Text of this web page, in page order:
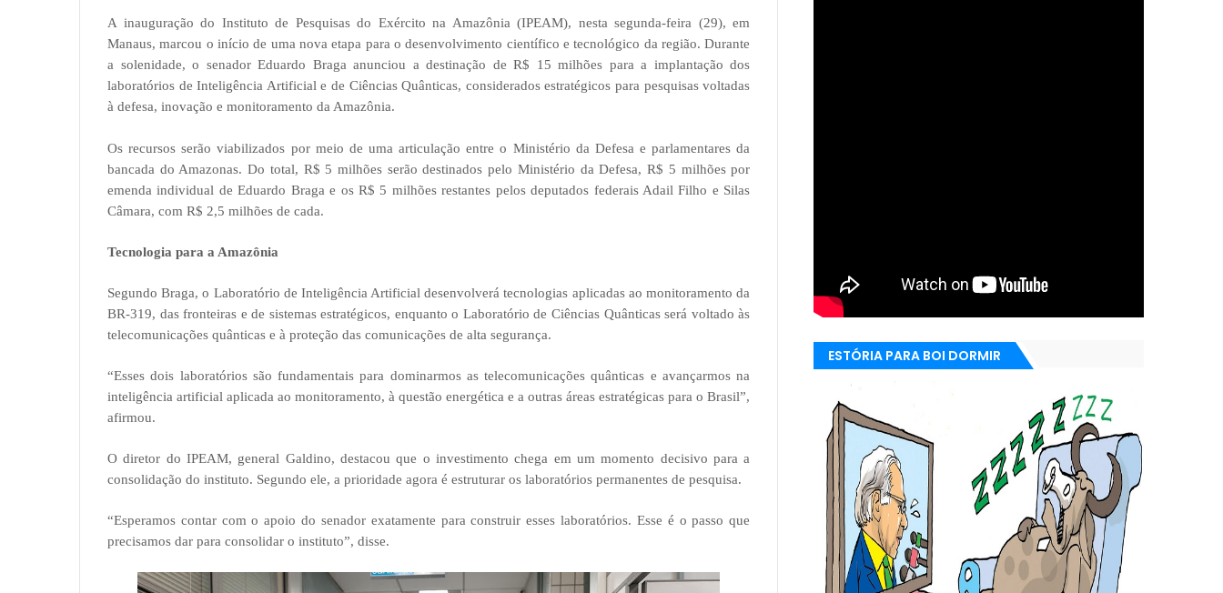
A inauguração do Instituto de Pesquisas do Exército na Amazônia (IPEAM), nesta segunda-feira (29), em
Manaus, marcou o início de uma nova etapa para o desenvolvimento científico e tecnológico da região. Durante
a solenidade, o senador Eduardo Braga anunciou a destinação de R$ 15 milhões para a implantação dos
laboratórios de Inteligência Artificial e de Ciências Quânticas, considerados estratégicos para pesquisas voltadas
à defesa, inovação e monitoramento da Amazônia.
Os recursos serão viabilizados por meio de uma articulação entre o Ministério da Defesa e parlamentares da
bancada do Amazonas. Do total, R$ 5 milhões serão destinados pelo Ministério da Defesa, R$ 5 milhões por
emenda individual de Eduardo Braga e os R$ 5 milhões restantes pelos deputados federais Adail Filho e Silas
Câmara, com R$ 2,5 milhões de cada.
Tecnologia para a Amazônia
Segundo Braga, o Laboratório de Inteligência Artificial desenvolverá tecnologias aplicadas ao monitoramento da
BR-319, das fronteiras e de sistemas estratégicos, enquanto o Laboratório de Ciências Quânticas será voltado às
telecomunicações quânticas e à proteção das comunicações de alta segurança.
“Esses dois laboratórios são fundamentais para dominarmos as telecomunicações quânticas e avançarmos na
inteligência artificial aplicada ao monitoramento, à questão energética e a outras áreas estratégicas para o Brasil”,
afirmou.
O diretor do IPEAM, general Galdino, destacou que o investimento chega em um momento decisivo para a
consolidação do instituto. Segundo ele, a prioridade agora é estruturar os laboratórios permanentes de pesquisa.
“Esperamos contar com o apoio do senador exatamente para construir esses laboratórios. Esse é o passo que
precisamos dar para consolidar o instituto”, disse.
ESTÓRIA PARA BOI DORMIR